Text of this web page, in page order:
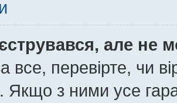
але не
все, перевірте, чи
Якщо з ними усе